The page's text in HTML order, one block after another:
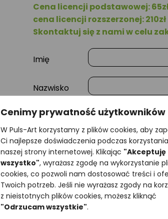
Cenimy prywatność użytkowników
W Puls-Art korzystamy z plików cookies, aby
Ci najlepsze doświadczenia podczas
naszej strony internetowej. Klikając "Akceptuję
wszystko", wyrażasz zgodę na wykorzystanie
cookies, co pozwoli nam dostosować treści i
Twoich potrzeb. Jeśli nie wyrażasz zgody na
z nieistotnych plików cookies, możesz kliknąć
"Odrzucam wszystkie".
Cena licencji podstawowej:
cena licencji rozszerzonej: 210zł
Skontaktuj się z nami w celu
Imię
Nazwisko
E-mail
Wiadomość